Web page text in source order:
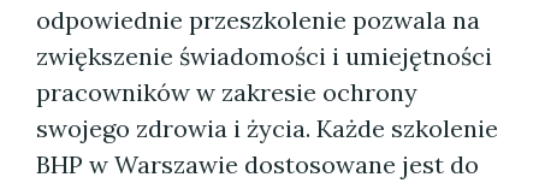
odpowiednie przeszkolenie pozwala na
zwiększenie świadomości i umiejętności
pracowników w zakresie ochrony
swojego zdrowia i życia. Każde szkolenie
BHP w Warszawie dostosowane jest do